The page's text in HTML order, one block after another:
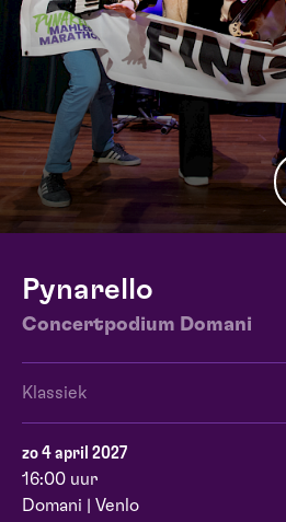
Pynarello
Concertpodium Domani
Klassiek
zo 4 april 2027
16:00 uur
Domani | Venlo